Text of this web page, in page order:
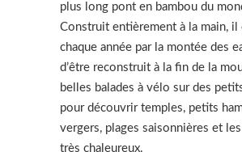
plus long pont en bambou du
Construit entièrement à la main,
chaque année par la montée des
d’être reconstruit à la fin de la
belles balades à vélo sur des
pour découvrir temples, petits
vergers, plages saisonnières et
très chaleureux.